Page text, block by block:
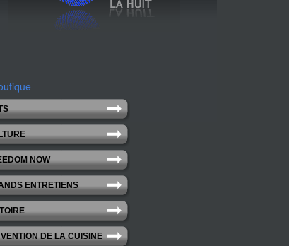
NOW
ENTRETIENS
DE LA CUISINE